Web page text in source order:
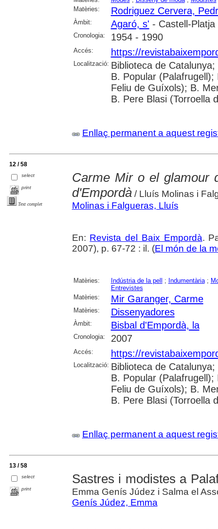
Matèries:
Rodriguez Cervera,
Àmbit: Agaró, s' - Castell-
Cronologia: 1954 - 1990
Accés: https://
Localització: Biblioteca de
B. Popular
Feliu de Guíxols); B.
B. Pere Blasi (Torroella
Enllaç permanent a aquest
12 / 58
select
print
Text complet
Carme Mir o el glamour
d'Empordà/ Lluís Molinas i
Molinas i Falgueras, Lluís
En: Revista del Baix Empordà.
2007), p. 67-72 : il. (El món de la
Matèries: Indústria de la pell ; Indumentària;
Entrevistes
Matèries:
Mir Garanger, Carme
Matèries: Dissenyadores
Àmbit: Bisbal d'Empordà, la
Cronologia: 2007
Accés: https://
Localització: Biblioteca de
B. Popular
Feliu de Guíxols); B.
B. Pere Blasi (Torroella
Enllaç permanent a aquest
13 / 58
select
print
Sastres i modistes a
Emma Genís Júdez i Salma el
Genís Júdez, Emma